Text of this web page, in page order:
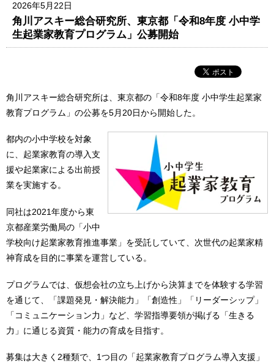
2026年5月22日
角川アスキー総合研究所、東京都「令和8年度 小中学
生起業家教育プログラム」公募開始
角川アスキー総合研究所は、東京都の「令和8年度 小中学生起業家
教育プログラム」の公募を5月20日から開始した。
都内の小中学校を対象
に、起業家教育の導入支
援や起業家による出前授
業を実施する。
同社は2021年度から東
京都産業労働局の「小中
学校向け起業家教育推進事業」を受託していて、次世代の起業家精
神育成を目的に事業を運営している。
プログラムでは、仮想会社の立ち上げから決算までを体験する学習
を通じて、「課題発見・解決能力」「創造性」「リーダーシップ」
「コミュニケーション力」など、学習指導要領が掲げる「生きる
力」に通じる資質・能力の育成を目指す。
募集は大きく2種類で、1つ目の「起業家教育プログラム導入支援」